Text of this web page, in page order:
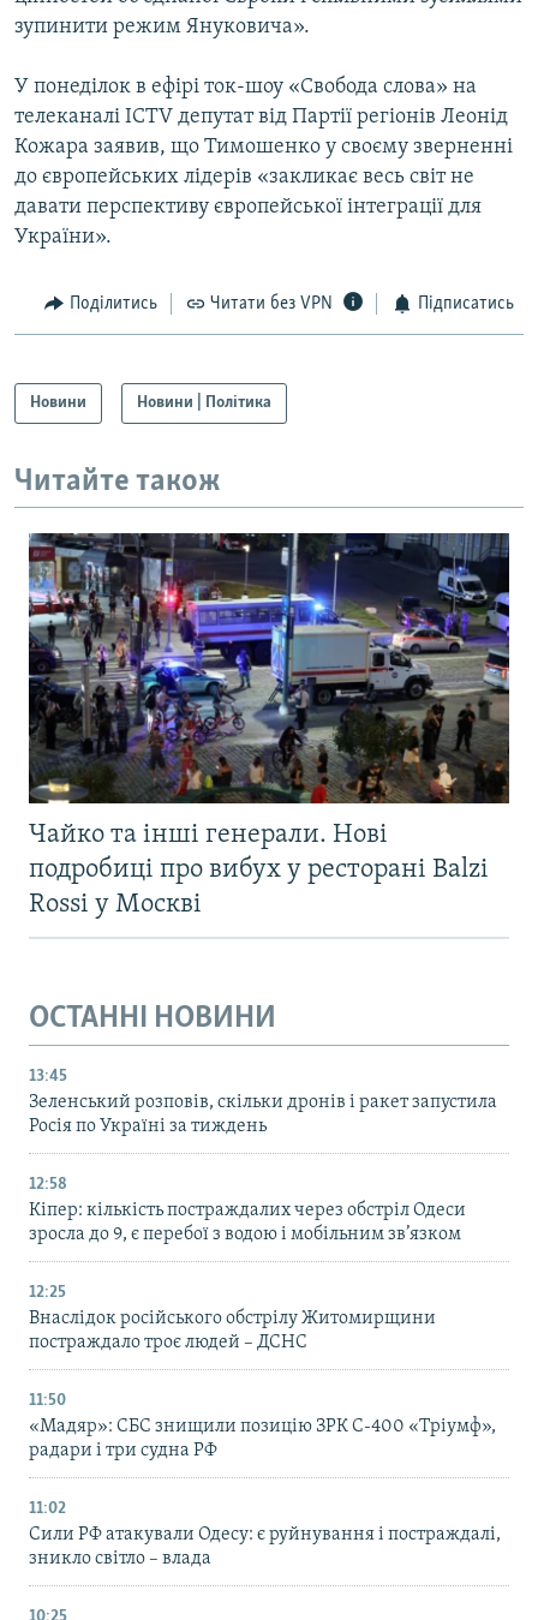
Усі сайти RFE/RL
зупинити режим Януковича».
У понеділок в ефірі ток-шоу «Свобода слова» на
телеканалі ICTV депутат від Партії регіонів Леонід
Кожара заявив, що Тимошенко у своєму зверненні
до європейських лідерів «закликає весь світ не
давати перспективу європейської інтеграції для
України».
Поділитись Читати без VPN Підписатись
Новини Новини | Політика
Читайте також
Чайко та інші генерали. Нові
подробиці про вибух у ресторані Balzi
Rossi у Москві
ОСТАННІ НОВИНИ
13:45
Зеленський розповів, скільки дронів і ракет запустила
Росія по Україні за тиждень
12:58
Кіпер: кількість постраждалих через обстріл Одеси
зросла до 9, є перебої з водою і мобільним зв’язком
12:25
Внаслідок російського обстрілу Житомирщини
постраждало троє людей – ДСНС
11:50
«Мадяр»: СБС знищили позицію ЗРК С-400 «Тріумф»,
радари і три судна РФ
11:02
Сили РФ атакували Одесу: є руйнування і постраждалі,
зникло світло – влада